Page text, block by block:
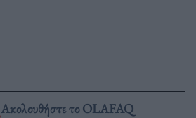
Ακολουθήστε το OLAFAQ